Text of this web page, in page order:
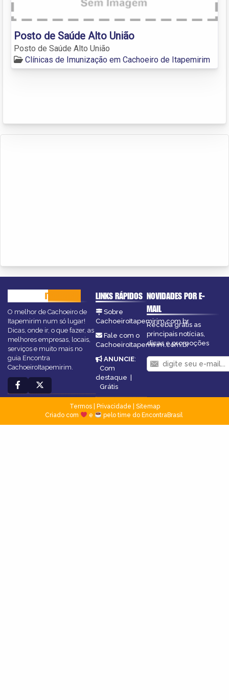
Posto de Saúde Alto União
Posto de Saúde Alto União
Clínicas de Imunização em Cachoeiro de Itapemirim
ITAPEMIRIM
O melhor de Cachoeiro de
Itapemirim num só lugar!
Dicas, onde ir, o que fazer, as
melhores empresas, locais,
serviços e muito mais no
guia Encontra
CachoeiroItapemirim.
LINKS RÁPIDOS
Sobre
CachoeiroItapemirim.com.br
Fale com o
CachoeiroItapemirim.com.br
ANUNCIE:
Com
destaque |
Grátis
NOVIDADES POR E-
MAIL
Receba grátis as
principais notícias,
dicas e promoções
Termos| Privacidade
Sitemap
Criado com
e pelo time do EncontraBrasil